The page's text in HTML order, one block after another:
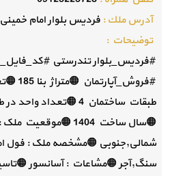
آدرس ملك :فردیس بلوار امام
توضيحات :
🟠سال ساخت 1404
شمالی,جنوبی 🟠مشخصه ملک : فول
سنگ,آجر 🟠مشاعات : آسانسور